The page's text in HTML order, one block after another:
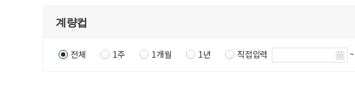
전체 1주 1개월 1년 직접입력 ~